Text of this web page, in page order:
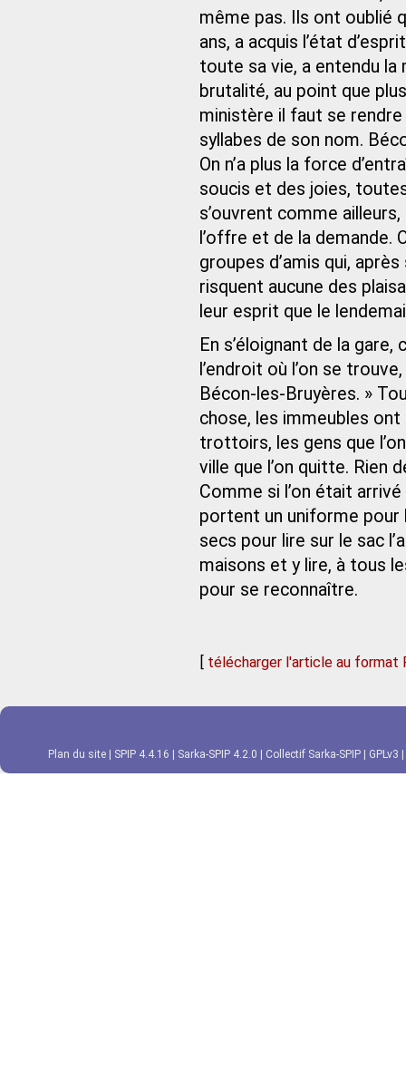
même pas. Ils ont oublié
ans, a acquis l’état
toute sa vie, a entendu
brutalité, au point que
ministère il faut se
syllabes de son nom.
On n’a plus la force
soucis et des joies,
s’ouvrent comme
l’offre et de la
groupes d’amis qui,
risquent aucune des
leur esprit que le
En s’éloignant de la
l’endroit où l’on se
Bécon-les-Bruyères. »
chose, les immeubles
trottoirs, les gens que
ville que l’on quitte. Rien
Comme si l’on était
portent un uniforme pour
secs pour lire sur le sac
maisons et y lire, à tous
pour se reconnaître.
[ télécharger l'article au format
Plan du site SPIP 4.4.16 Sarka-SPIP 4.2.0 Collectif Sarka-SPIP GPLv3